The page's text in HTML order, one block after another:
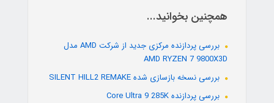
همچنین بخوانید...
بررسی پردازنده مرکزی جدید از شرکت AMD مدل
AMD RYZEN 7 9800X3D
بررسی نسخه بازسازی شده SILENT HILL2 REMAKE
بررسی پردازنده Core Ultra 9 285K